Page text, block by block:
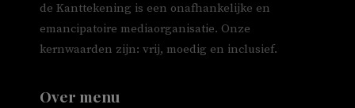
de Kanttekening is een onafhankelijke en
emancipatoire mediaorganisatie. Onze
kernwaarden zijn: vrij, moedig en inclusief.
Over menu